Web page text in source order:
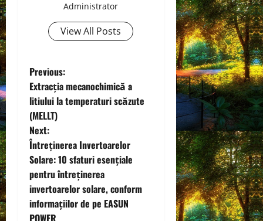
Administrator
View All Posts
P
o
s
t
n
a
Previous:
Extracția mecanochimică a
litiului la temperaturi scăzute
(MELLT)
Next:
Întreținerea Invertoarelor
Solare: 10 sfaturi esențiale
pentru întreținerea
invertoarelor solare, conform
informațiilor de pe EASUN
POWER